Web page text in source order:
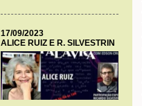
17/09/2023
ALICE RUIZ E R. SILVESTRIN